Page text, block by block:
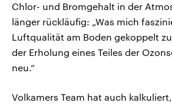
Chlor- und Bromgehalt in der
länger rückläufig: „Was mich
Luftqualität am Boden gekoppelt
der Erholung eines Teiles der
neu.“
Volkamers Team hat auch